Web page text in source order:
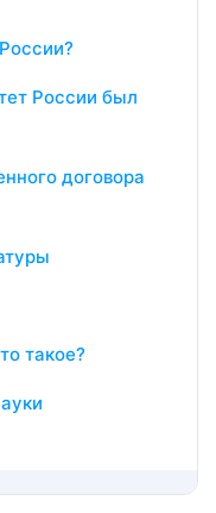
России был
договора
такое?